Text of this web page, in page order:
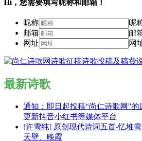
Hi，您需要填写昵称和邮箱！
昵称
昵
邮箱
邮
网址
网
最新诗歌
通知：即日起投稿“尚仁诗歌网”
更新抖音小红书等媒体平台
[许雪纯] 原创现代诗词五首-忆堆雪
天壁、晚霞